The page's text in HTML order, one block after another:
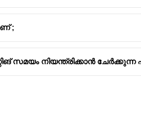
;
സമയം നിയന്ത്രിക്കാൻ